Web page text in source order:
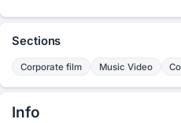
Sections
Corporate film Music Video
Info